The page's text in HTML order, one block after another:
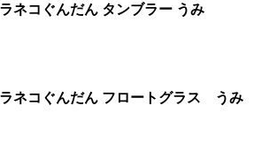
ノラネコぐんだん タンブラー うみ
ノラネコぐんだん フロートグラス うみ